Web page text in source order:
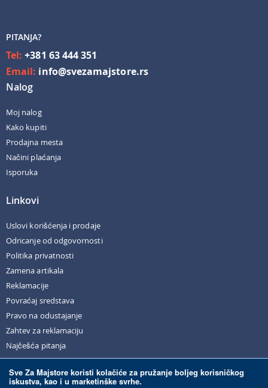
Sve Za Majstore koristi kolačiće za pružanje boljeg korisničkog
iskustva, kao i u marketinške svrhe.
PITANJA?
Tel:+381 63 444 351
Email: info@svezamajstore.rs
Nalog
Moj nalog
Kako kupiti
Prodajna mesta
Načini plaćanja
Isporuka
Linkovi
Uslovi korišćenja i prodaje
Odricanje od odgovornosti
Politika privatnosti
Zamena artikala
Reklamacije
Povraćaj sredstava
Pravo na odustajanje
Zahtev za reklamaciju
Najčešća pitanja